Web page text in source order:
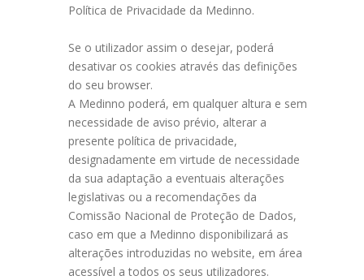
Política de Privacidade da Medinno.
Se o utilizador assim o desejar, poderá
desativar os cookies através das definições
do seu browser.
A Medinno poderá, em qualquer altura e sem
necessidade de aviso prévio, alterar a
presente política de privacidade,
designadamente em virtude de necessidade
da sua adaptação a eventuais alterações
legislativas ou a recomendações da
Comissão Nacional de Proteção de Dados,
caso em que a Medinno disponibilizará as
alterações introduzidas no website, em área
acessível a todos os seus utilizadores.